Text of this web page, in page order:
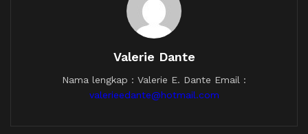
Valerie Dante
Nama lengkap : Valerie E. Dante Email :
valerieedante@hotmail.com